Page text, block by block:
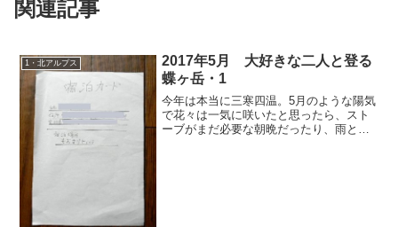
関連記事
1・北アルプス
2017年5月 大好きな二人と登る
蝶ヶ岳・1
今年は本当に三寒四温。5月のような陽気
で花々は一気に咲いたと思ったら、スト
ーブがまだ必要な朝晩だったり、雨と風